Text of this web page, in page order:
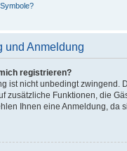
und Anmeldung
registrieren?
ist nicht unbedingt zwingend.
zusätzliche Funktionen, die
Ihnen eine Anmeldung, da